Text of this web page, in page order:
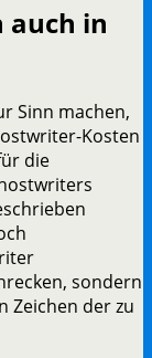
auch in
Sinn machen,
Kosten
die
sondern
Zeichen der zu